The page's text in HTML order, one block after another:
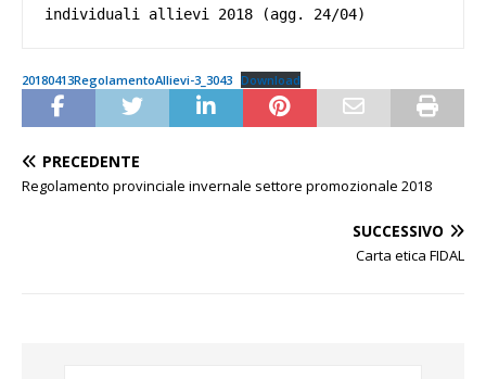
individuali allievi 2018 (agg. 24/04)
20180413RegolamentoAllievi-3_3043 Download
PRECEDENTE
Regolamento provinciale invernale settore promozionale 2018
SUCCESSIVO
Carta etica FIDAL